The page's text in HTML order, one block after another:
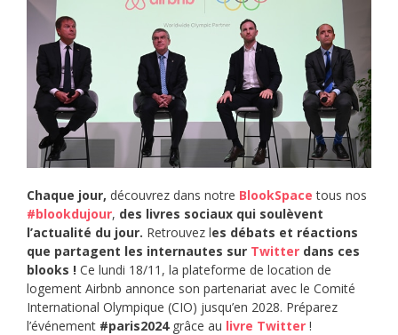
Chaque jour, découvrez dans notre BlookSpace tous nos
#blookdujour, des livres sociaux qui soulèvent
l’actualité du jour. Retrouvez les débats et réactions
que partagent les internautes sur Twitter dans ces
blooks ! Ce lundi 18/11, la plateforme de location de
logement Airbnb annonce son partenariat avec le Comité
International Olympique (CIO) jusqu’en 2028. Préparez
l’événement #paris2024grâce au livre Twitter !